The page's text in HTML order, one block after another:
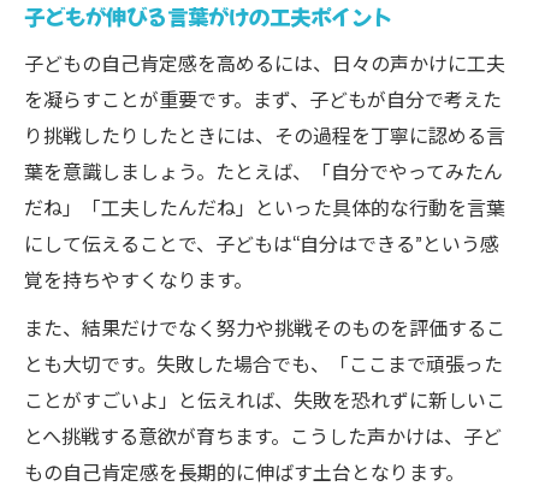
子どもが伸びる言葉がけの工夫ポイント
子どもの自己肯定感を高めるには、日々の声かけに工夫
を凝らすことが重要です。まず、子どもが自分で考えた
り挑戦したりしたときには、その過程を丁寧に認める言
葉を意識しましょう。たとえば、「自分でやってみたん
だね」「工夫したんだね」といった具体的な行動を言葉
にして伝えることで、子どもは“自分はできる”という感
覚を持ちやすくなります。
また、結果だけでなく努力や挑戦そのものを評価するこ
とも大切です。失敗した場合でも、「ここまで頑張った
ことがすごいよ」と伝えれば、失敗を恐れずに新しいこ
とへ挑戦する意欲が育ちます。こうした声かけは、子ど
もの自己肯定感を長期的に伸ばす土台となります。